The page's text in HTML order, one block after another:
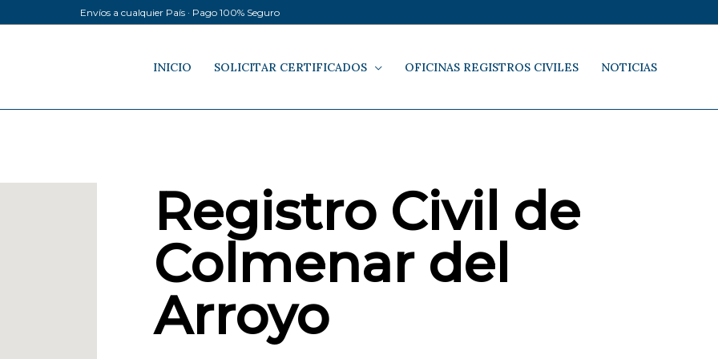
Envíos a cualquier País · Pago 100% Seguro
INICIO SOLICITAR CERTIFICADOS OFICINAS REGISTROS CIVILES NOTICIAS
Registro Civil de
Colmenar del
Arroyo